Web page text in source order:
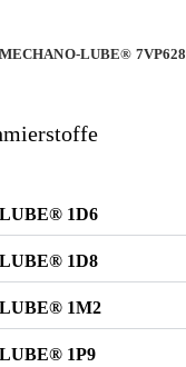
LUBE® 7VP628
1D6
1D8
1M2
1P9